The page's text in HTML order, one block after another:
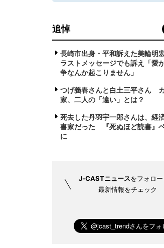
追悼
長崎市出身・平和訴えた美輪明
ラストメッセージでも訴え「
争なんか起こりません」
つげ義春さんと白土三平さん
家、二人の「違い」とは？
死去した丹羽宇一郎さんは、経
書家だった 『死ぬほど読書』
に
J-CASTニュースをフォロ
最新情報をチェック